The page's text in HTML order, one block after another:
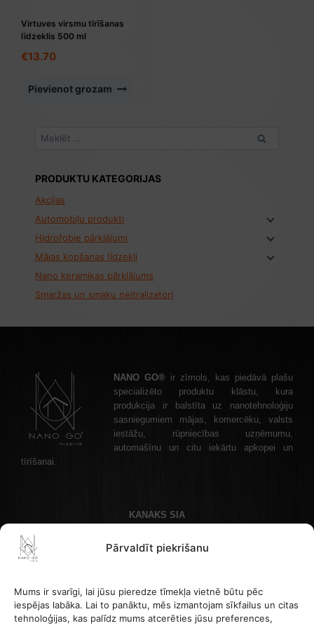
Pārvaldīt piekrišanu
Mums ir svarīgi, lai jūsu pieredze tīmekļa vietnē būtu pēc
iespējas labāka. Lai to panāktu, mēs izmantojam sīkfailus un citas
tehnoloģijas, kas palīdz mums atcerēties jūsu preferences,
Virtuves virsmu tīrīšanas
līdzeklis 500 ml
€13.70
Pievienot grozam
Meklēt:
PRODUKTU KATEGORIJAS
Akcijas
Automobiļu produkti
Hidrofobie pārklājumi
Mājas kopšanas līdzekļi
Nano keramikas pārklājums
Smaržas un smaku neitralizatori
NANO GO® ir zīmols, kas piedāvā plašu
specializēto produktu klāstu, kura
produkcija ir balstīta uz nanotehnoloģiju
sasniegumiem mājas, komercēku, valsts
iestāžu, rūpniecības uzņēmumu,
automašīnu un citu iekārtu apkopei un
tīrīšanai.
KANAKS SIA
Kontakttālrunis: +37122336465 , e-pasta adrese: info@nanogo.lv
PVN LV45403034175